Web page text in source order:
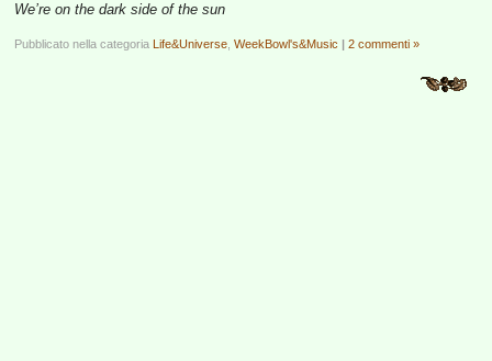
We’re on the dark side of the sun
Pubblicato nella categoria Life&Universe WeekBowl's&Music | 2 commenti »